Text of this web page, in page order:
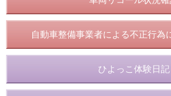
自動車整備事業者による不正行為
ひよっこ体験日記